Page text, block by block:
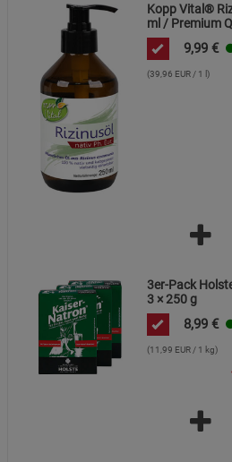
Kopp Vital®
ml / Premium
frei von
9,99 €
(39,96 EUR / 1 l)
3er-Pack
3 × 250 g
8,99 €
(11,99 EUR / 1 kg)
Beschreibung Marketing Cookies
Cookie-Informationen